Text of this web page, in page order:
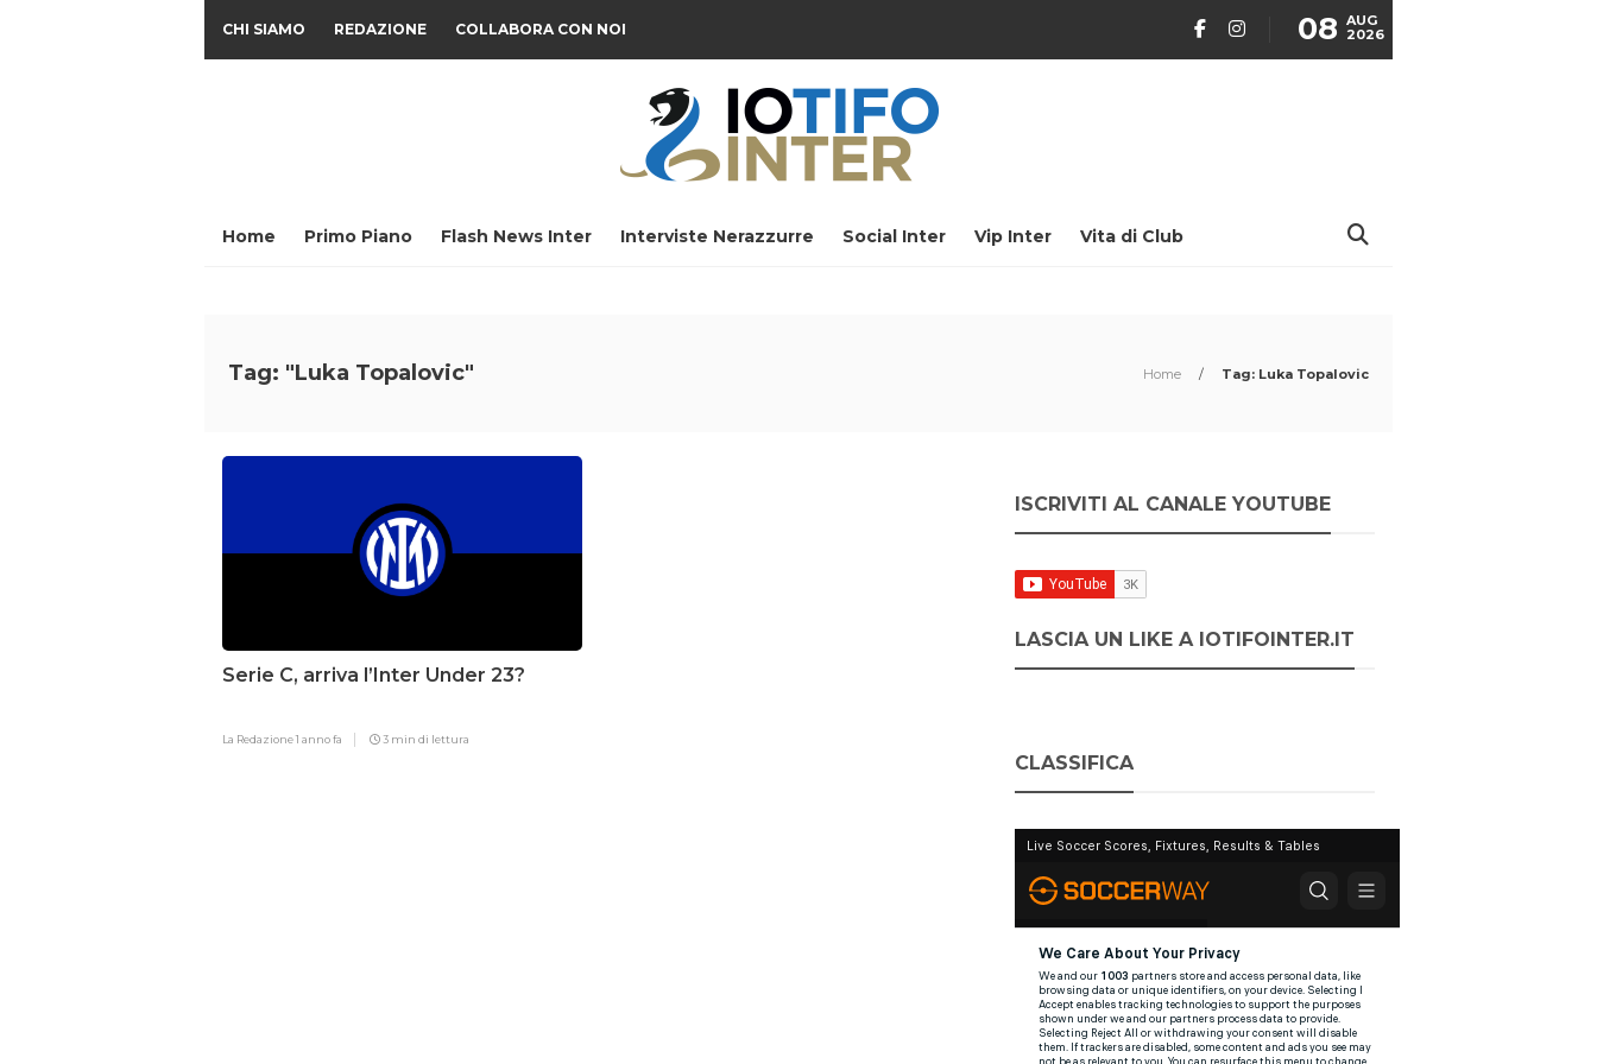
CHI SIAMO REDAZIONE COLLABORA CON NOI 08 AUG
2026
Home Primo Piano Flash News Inter Interviste Nerazzurre Social Inter Vip Inter Vita di Club
Tag: "Luka Topalovic" Home / Tag: Luka Topalovic
Serie C, arriva l’Inter Under 23?
La Redazione1 anno fa 3 min di lettura
ISCRIVITI AL CANALE YOUTUBE
LASCIA UN LIKE A IOTIFOINTER.IT
CLASSIFICA